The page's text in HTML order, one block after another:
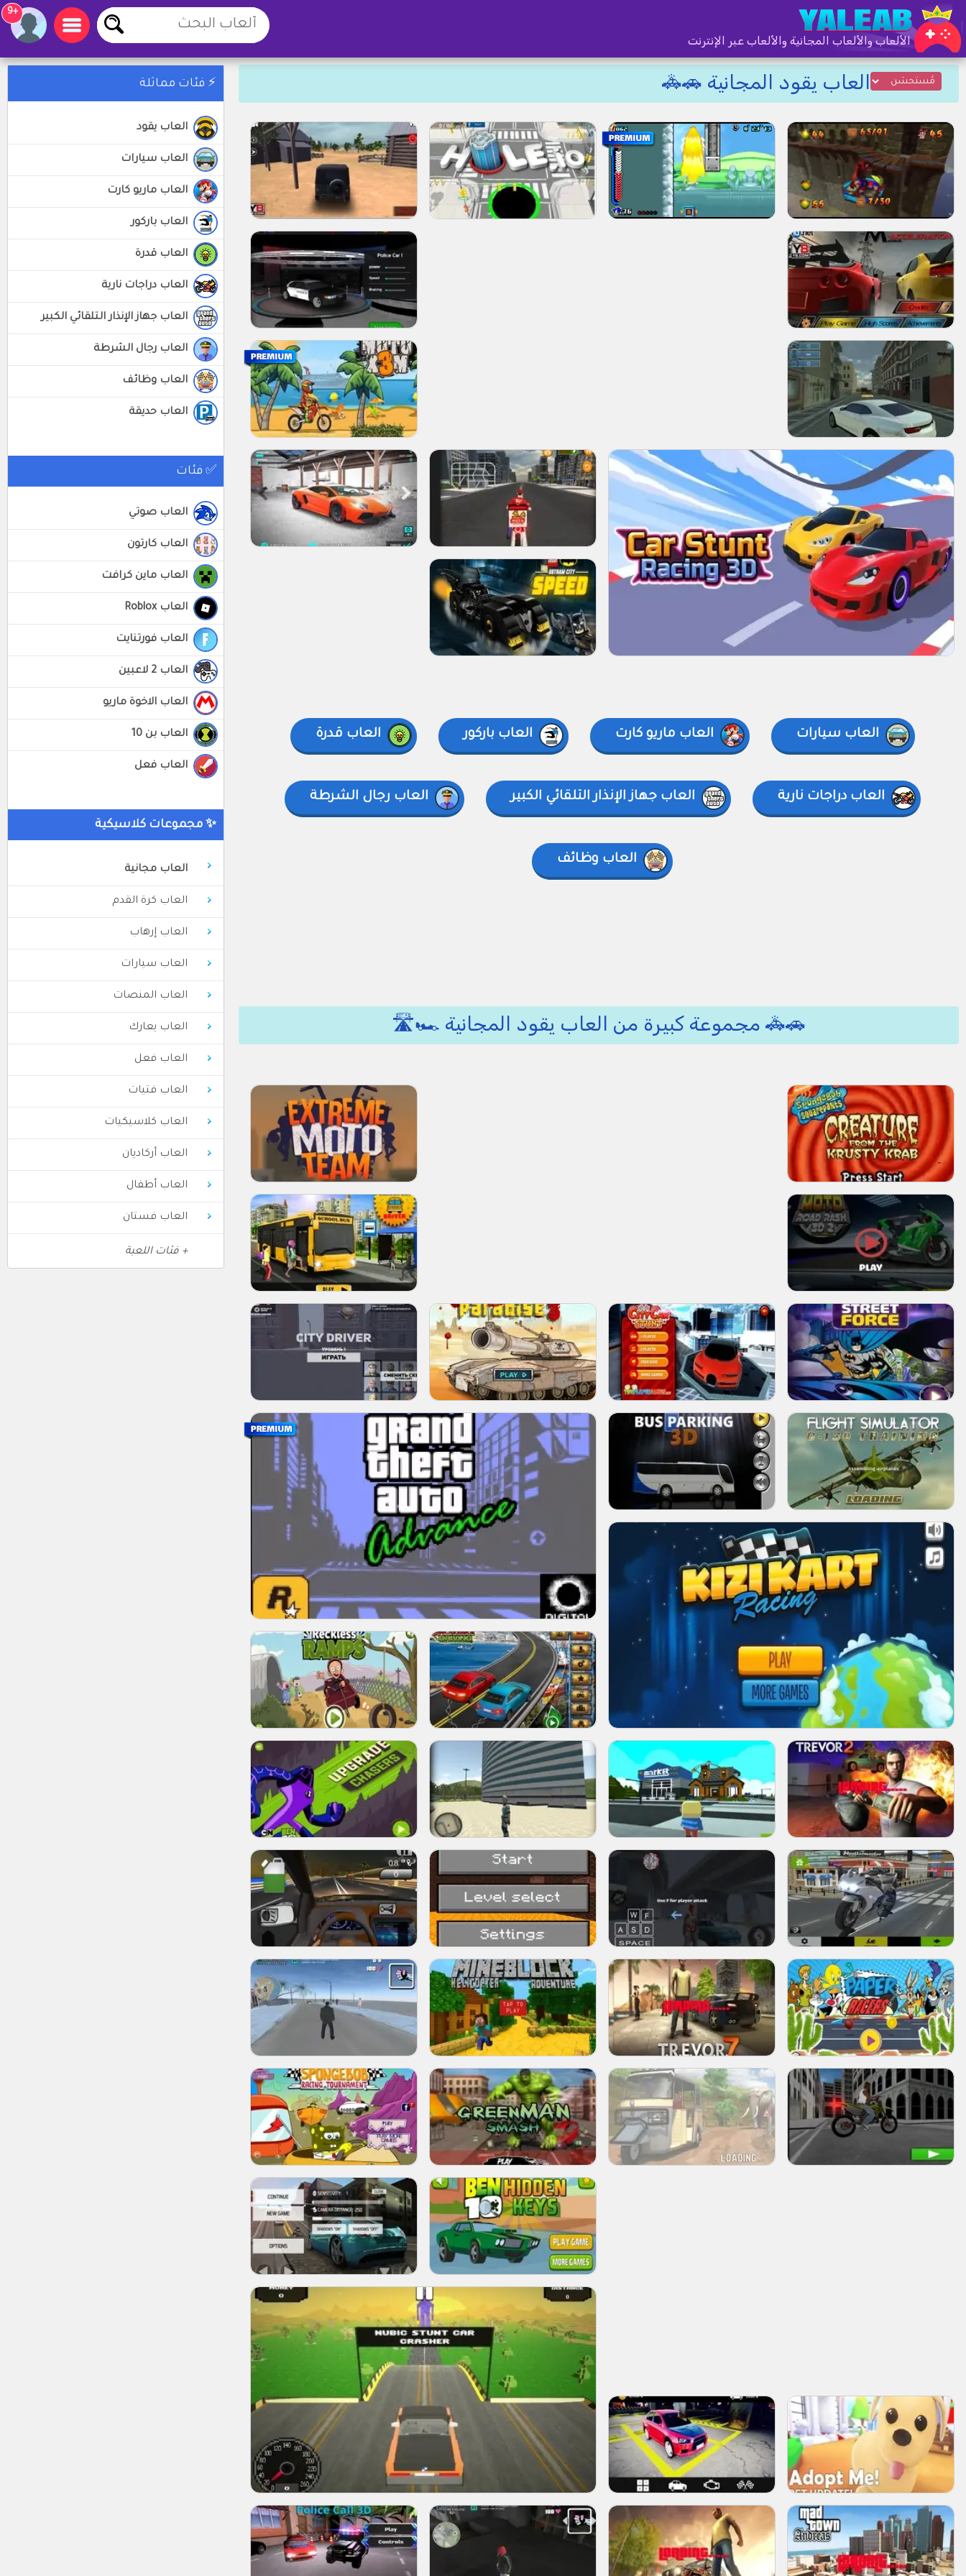
الألعاب والألعاب المجانية والألعاب عبر الإنترنت
+9
⚡ فئات مماثلة
العاب يقود
العاب سيارات
العاب ماريو كارت
العاب باركور
العاب قدرة
العاب دراجات نارية
العاب جهاز الإنذار التلقائي الكبير
العاب رجال الشرطة
العاب وظائف
العاب حديقة
✅ فئات
العاب صوتي
العاب كارتون
العاب ماين كرافت
العاب Roblox
العاب فورتنايت
العاب 2 لاعبين
العاب الاخوة ماريو
العاب بن 10
العاب فعل
✨ مجموعات كلاسيكية
العاب مجانية
العاب كرة القدم
العاب إرهاب
العاب سيارات
العاب المنصات
العاب يعارك
العاب فعل
العاب فتيات
العاب كلاسيكيات
العاب أركاديان
العاب أطفال
العاب فستان
+ فئات اللعبة
العاب يقود المجانية 🚗🚓
العاب سيارات العاب ماريو كارت العاب باركور العاب قدرة
العاب دراجات نارية العاب جهاز الإنذار التلقائي الكبير العاب رجال الشرطة
العاب وظائف
🚗🚓 مجموعة كبيرة من العاب يقود المجانية 🏎🛣